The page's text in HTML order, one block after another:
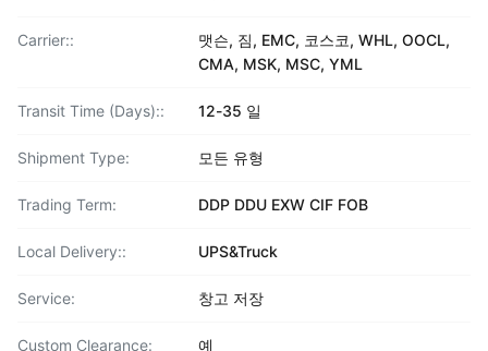
Carrier::
맷슨, 짐, EMC, 코스코, WHL, OOCL,
CMA, MSK, MSC, YML
Transit Time (Days):: 12-35 일
Shipment Type: 모든 유형
Trading Term: DDP DDU EXW CIF FOB
Local Delivery:: UPS&Truck
Service: 창고 저장
Custom Clearance: 예